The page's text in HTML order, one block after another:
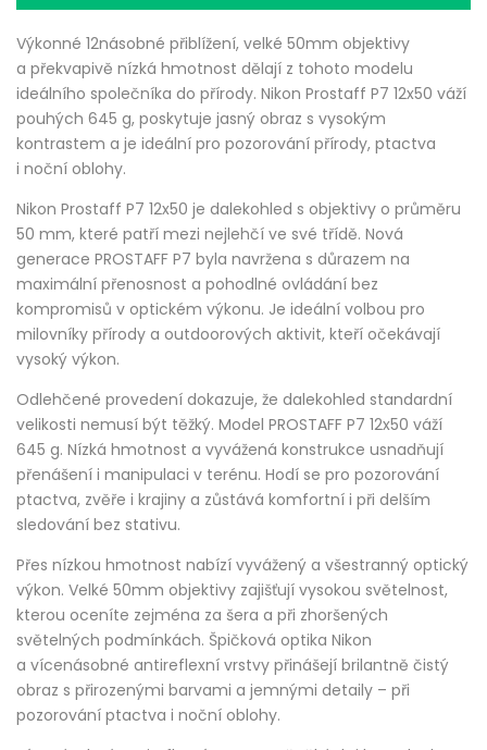
Výkonné 12násobné přiblížení, velké 50mm objektivy
a překvapivě nízká hmotnost dělají z tohoto modelu
ideálního společníka do přírody. Nikon Prostaff P7 12x50 váží
pouhých 645 g, poskytuje jasný obraz s vysokým
kontrastem a je ideální pro pozorování přírody, ptactva
i noční oblohy.
Nikon Prostaff P7 12x50 je dalekohled s objektivy o průměru
50 mm, které patří mezi nejlehčí ve své třídě. Nová
generace PROSTAFF P7 byla navržena s důrazem na
maximální přenosnost a pohodlné ovládání bez
kompromisů v optickém výkonu. Je ideální volbou pro
milovníky přírody a outdoorových aktivit, kteří očekávají
vysoký výkon.
Odlehčené provedení dokazuje, že dalekohled standardní
velikosti nemusí být těžký. Model PROSTAFF P7 12x50 váží
645 g. Nízká hmotnost a vyvážená konstrukce usnadňují
přenášení i manipulaci v terénu. Hodí se pro pozorování
ptactva, zvěře i krajiny a zůstává komfortní i při delším
sledování bez stativu.
Přes nízkou hmotnost nabízí vyvážený a všestranný optický
výkon. Velké 50mm objektivy zajišťují vysokou světelnost,
kterou oceníte zejména za šera a při zhoršených
světelných podmínkách. Špičková optika Nikon
a vícenásobné antireflexní vrstvy přinášejí brilantně čistý
obraz s přirozenými barvami a jemnými detaily – při
pozorování ptactva i noční oblohy.